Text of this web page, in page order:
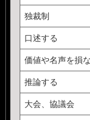
独裁制
口述する
価値や名声を損
推論する
大会、協議会